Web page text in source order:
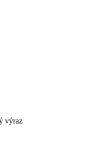
výraz